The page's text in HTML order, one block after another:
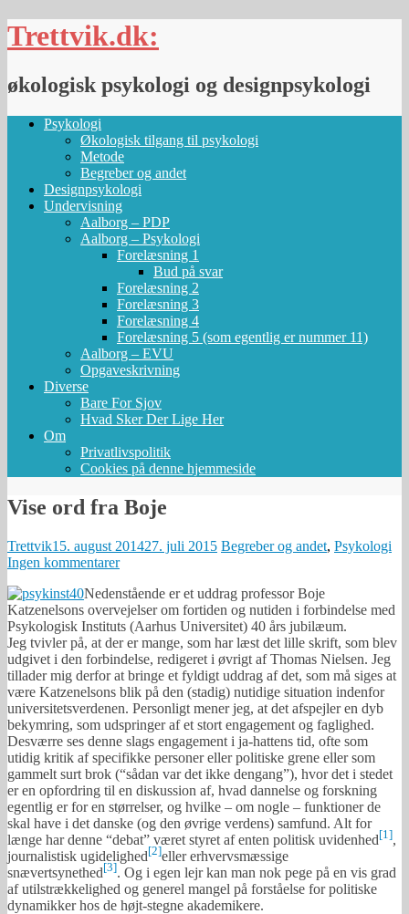
Skip
to
Trettvik.dk:
økologisk psykologi og designpsykologi
Psykologi
Økologisk tilgang til psykologi
Metode
Begreber og andet
Designpsykologi
Undervisning
Aalborg – PDP
Aalborg – Psykologi
Forelæsning 1
Bud på svar
Forelæsning 2
Forelæsning 3
Forelæsning 4
Forelæsning 5 (som egentlig er nummer 11)
Aalborg – EVU
Opgaveskrivning
Diverse
Bare For Sjov
Hvad Sker Der Lige Her
Om
Privatlivspolitik
Cookies på denne hjemmeside
Vise ord fra Boje
Trettvik15. august 201427. juli 2015 Begreber og andet, Psykologi
Ingen kommentarer
Nedenstående er et uddrag professor Boje
Katzenelsons overvejelser om fortiden og nutiden i forbindelse med
Psykologisk Instituts (Aarhus Universitet) 40 års jubilæum.
Jeg tvivler på, at der er mange, som har læst det lille skrift, som blev
udgivet i den forbindelse, redigeret i øvrigt af Thomas Nielsen. Jeg
tillader mig derfor at bringe et fyldigt uddrag af det, som må siges at
være Katzenelsons blik på den (stadig) nutidige situation indenfor
universitetsverdenen. Personligt mener jeg, at det afspejler en dyb
bekymring, som udspringer af et stort engagement og faglighed.
Desværre ses denne slags engagement i ja-hattens tid, ofte som
utidig kritik af specifikke personer eller politiske grene eller som
gammelt surt brok (“sådan var det ikke dengang”), hvor det i stedet
er en opfordring til en diskussion af, hvad dannelse og forskning
egentlig er for en størrelser, og hvilke – om nogle – funktioner de
skal have i det danske (og den øvrige verdens) samfund. Alt for
længe har denne “debat” været styret af enten politisk uvidenhed[1],
journalistisk ugidelighed[2]eller erhvervsmæssige
snævertsynethed[3]. Og i egen lejr kan man nok pege på en vis grad
af utilstrækkelighed og generel mangel på forståelse for politiske
dynamikker hos de højt-stegne akademikere.